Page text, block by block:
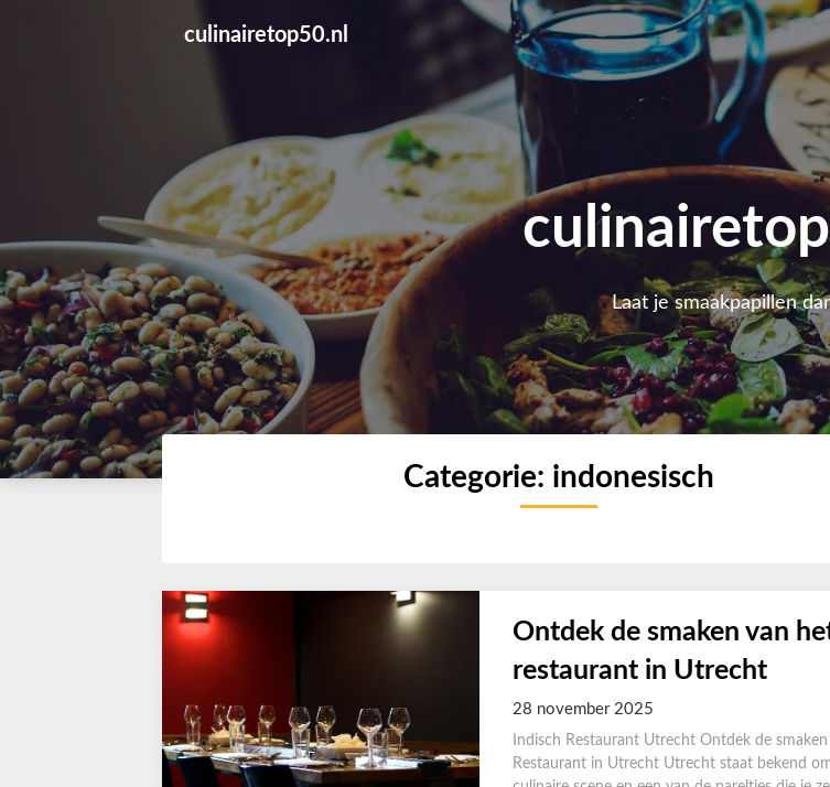
culinairetop50.nl
Laat je smaakpapillen
Categorie: indonesisch
Ontdek de smaken van
restaurant in Utrecht
28 november 2025
Indisch Restaurant Utrecht Ontdek de
Restaurant in Utrecht Utrecht staat bekend